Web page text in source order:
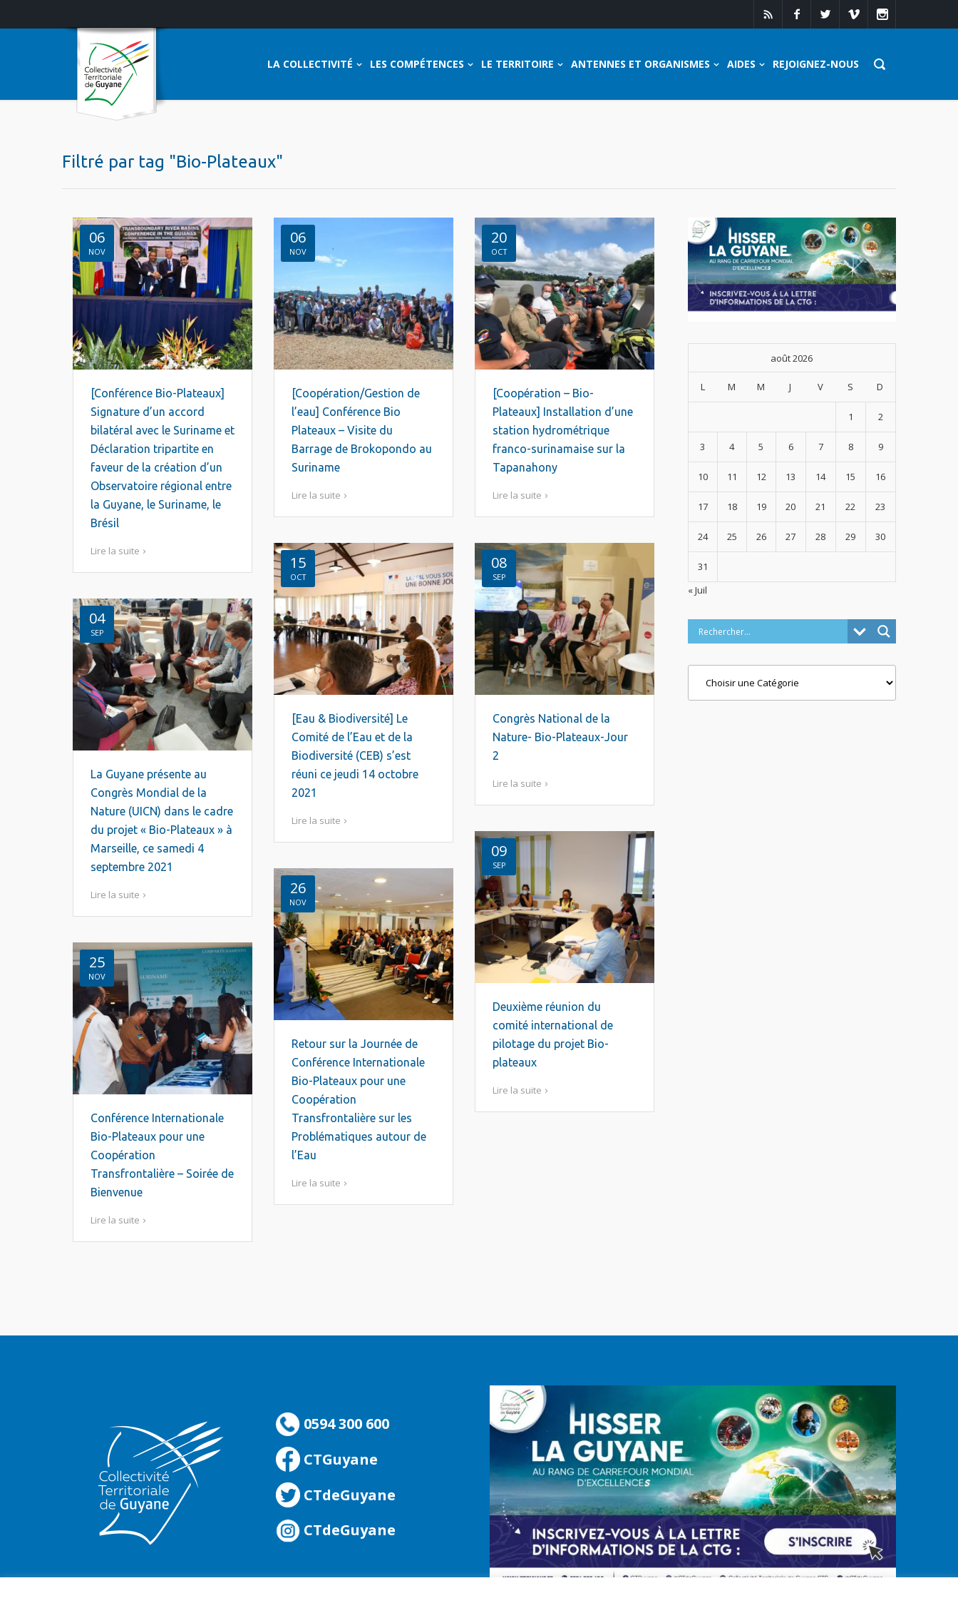
LA COLLECTIVITÉ LES COMPÉTENCES LE TERRITOIRE ANTENNES ET ORGANISMES AIDES REJOIGNEZ-NOUS
Filtré par tag "Bio-Plateaux"
06
NOV
[Conférence Bio-Plateaux]
Signature d’un accord
bilatéral avec le Suriname et
Déclaration tripartite en
faveur de la création d’un
Observatoire régional entre
la Guyane, le Suriname, le
Brésil
Lire la suite
06
NOV
[Coopération/Gestion de
l’eau] Conférence Bio
Plateaux – Visite du
Barrage de Brokopondo au
Suriname
Lire la suite
20
OCT
[Coopération – Bio-
Plateaux] Installation d’une
station hydrométrique
franco-surinamaise sur la
Tapanahony
Lire la suite
15
OCT
[Eau & Biodiversité] Le
Comité de l’Eau et de la
Biodiversité (CEB) s’est
réuni ce jeudi 14 octobre
2021
Lire la suite
08
SEP
Congrès National de la
Nature- Bio-Plateaux-Jour
2
Lire la suite
04
SEP
La Guyane présente au
Congrès Mondial de la
Nature (UICN) dans le cadre
du projet « Bio-Plateaux » à
Marseille, ce samedi 4
septembre 2021
Lire la suite
09
SEP
Deuxième réunion du
comité international de
pilotage du projet Bio-
plateaux
Lire la suite
26
NOV
Retour sur la Journée de
Conférence Internationale
Bio-Plateaux pour une
Coopération
Transfrontalière sur les
Problématiques autour de
l’Eau
Lire la suite
25
NOV
Conférence Internationale
Bio-Plateaux pour une
Coopération
Transfrontalière – Soirée de
Bienvenue
Lire la suite
août 2026
L M M J V S D
1 2
3 4 5 6 7 8 9
10 11 12 13 14 15 16
17 18 19 20 21 22 23
24 25 26 27 28 29 30
31
« Juil
0594 300 600
CTGuyane
CTdeGuyane
CTdeGuyane